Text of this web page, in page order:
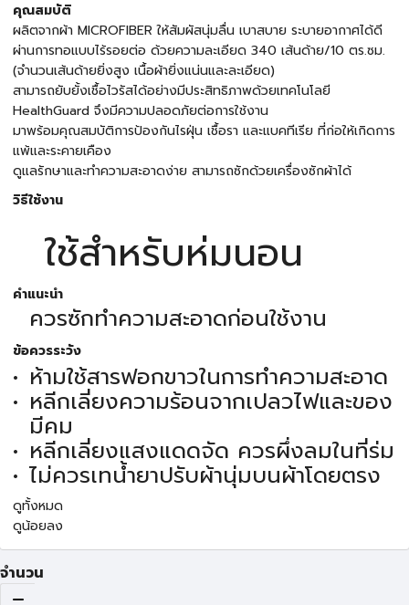
คุณสมบัติ
ผลิตจากผ้า MICROFIBER ให้สัมผัสนุ่มลื่น เบาสบาย ระบายอากาศได้ดี
ผ่านการทอแบบไร้รอยต่อ ด้วยความละเอียด 340 เส้นด้าย/10 ตร.ซม.
(จำนวนเส้นด้ายยิ่งสูง เนื้อผ้ายิ่งแน่นและละเอียด)
สามารถยับยั้งเชื้อไวรัสได้อย่างมีประสิทธิภาพด้วยเทคโนโลยี
HealthGuard จึงมีความปลอดภัยต่อการใช้งาน
มาพร้อมคุณสมบัติการป้องกันไรฝุ่น เชื้อรา และแบคทีเรีย ที่ก่อให้เกิดการ
แพ้และระคายเคือง
ดูแลรักษาและทำความสะอาดง่าย สามารถซักด้วยเครื่องซักผ้าได้
วิธีใช้งาน
ใช้สำหรับห่มนอน
คำแนะนำ
ควรซักทำความสะอาดก่อนใช้งาน
ข้อควรระวัง
ห้ามใช้สารฟอกขาวในการทำความสะอาด
หลีกเลี่ยงความร้อนจากเปลวไฟและของ
มีคม
หลีกเลี่ยงแสงแดดจัด ควรผึ่งลมในที่ร่ม
ไม่ควรเทน้ำยาปรับผ้านุ่มบนผ้าโดยตรง
ดูทั้งหมด
ดูน้อยลง
จำนวน